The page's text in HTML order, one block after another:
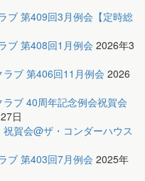
ブ 第409回3月例会【定時総
ブ 第408回1月例会 2026年3
ブ 第406回11月例会 2026
ブ 40周年記念例会祝賀会
日
賀会@ザ・コンダーハウス
ブ 第403回7月例会 2025年